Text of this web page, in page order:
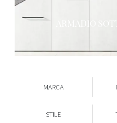
MARCA
STILE
ARMADIO